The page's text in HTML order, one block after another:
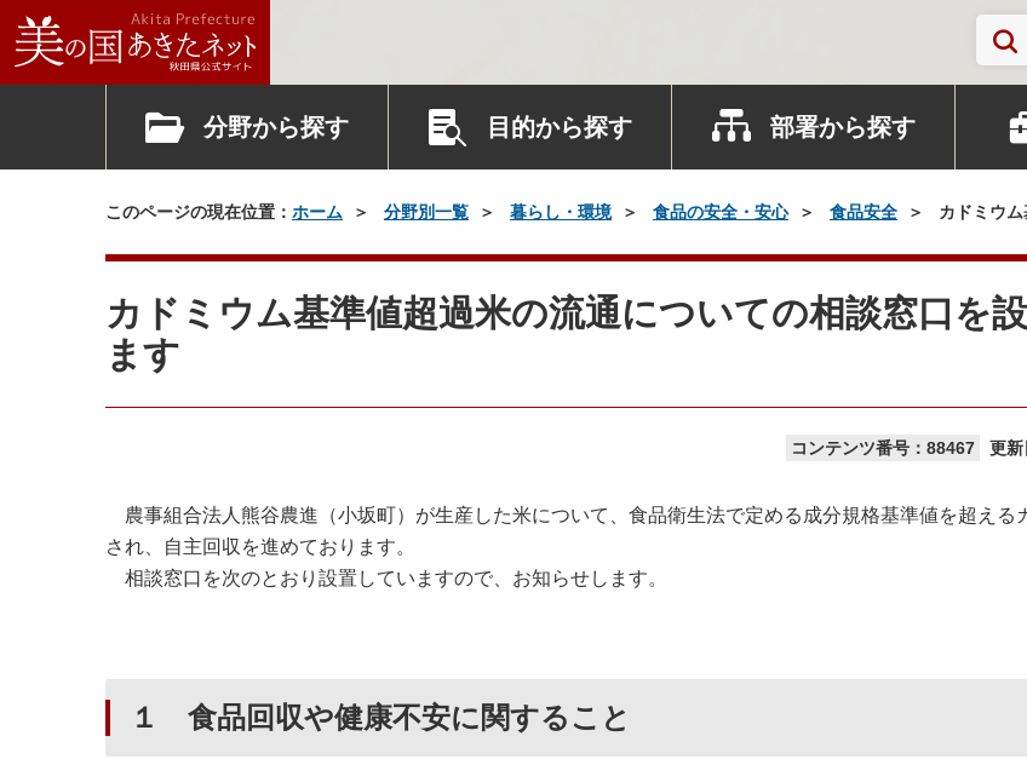
分野から探す 目的から探す 部署から探す
このページの現在位置： ホーム 分野別一覧 暮らし・環境 食品の安全・安心 食品安全 カドミウ
カドミウム基準値超過米の流通についての相談窓口を
ます
コンテンツ番号：88467 更新
農事組合法人熊谷農進（小坂町）が生産した米について、食品衛生法で定める成分規格基準値を超える
され、自主回収を進めております。
相談窓口を次のとおり設置していますので、お知らせします。
１ 食品回収や健康不安に関すること